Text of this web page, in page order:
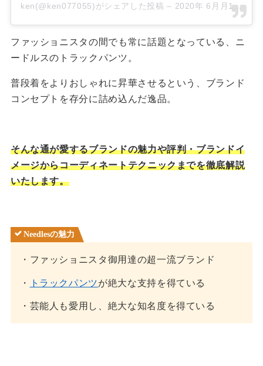
ken(@ken077055)がシェアした投稿 – 2020年 6月月16日午前3時15分PDT
ファッショニスタの間でも常に話題となっている、ニ
ードルスのトラックパンツ。
普段着をよりおしゃれに昇華させるという、ブランド
コンセプトを存分に詰め込んだ逸品。
そんな通が愛するブランドの魅力や評判・ブランドイ
メージからコーディネートテクニックまでを徹底解説
いたします。
Needlesの魅力
・ファッショニスタ御用達の超一流ブランド
・ トラックパンツが絶大な支持を得ている
・芸能人も愛用し、絶大な知名度を得ている